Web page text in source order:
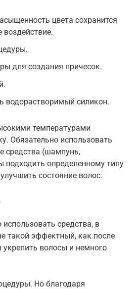
цвета сохранится
для создания причесок.
водорастворимый силикон.
температурами
Обязательно использовать
средства (шампунь,
определенному типу
состояние волос.
средства, в
такой эффектный, как после
волосы и немного
Но благодаря